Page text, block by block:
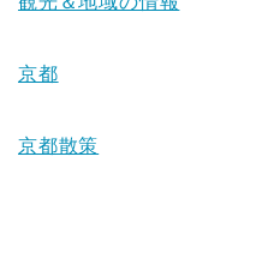
京都
京都散策